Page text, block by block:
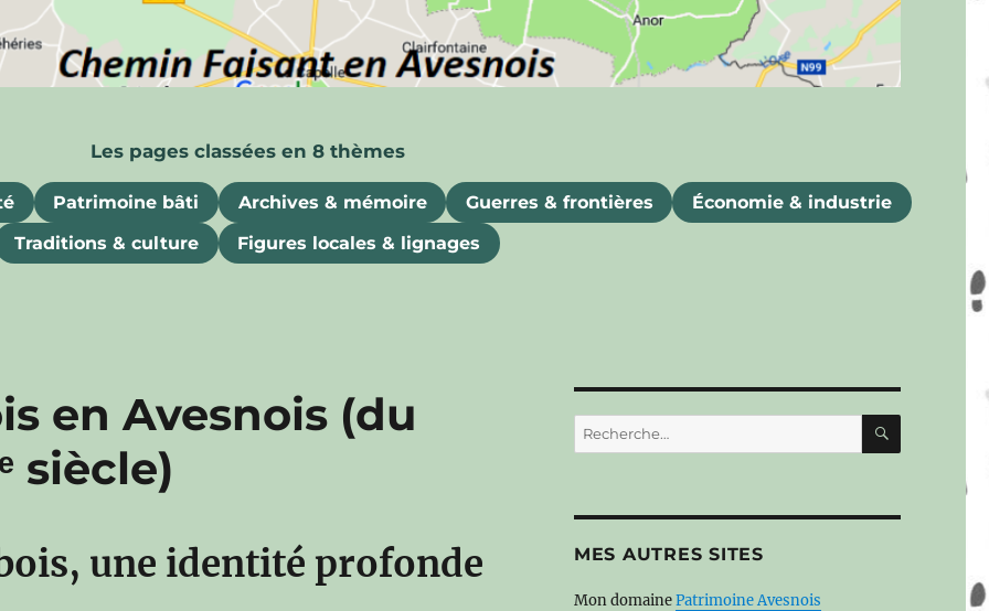
Patrimoine bâti Archives & mémoire Guerres & frontières
Économie & industrie
Traditions & culture
Figures locales & lignages
en Avesnois (du
siècle)
une identité profonde
Recherche
pour :
MES AUTRES SITES
Mon domainePatrimoine Avesnois